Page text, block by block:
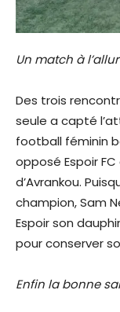
Un match à
Des trois
seule a capté
football féminin
opposé Espoir
d’Avrankou.
champion, Sam
Espoir son
pour conserver
Enfin la bonne